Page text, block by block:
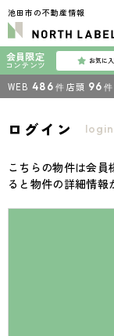
池田市の不動産情報
会員限定
コンテンツ お気に入
WEB 486 件 店頭 96 件
ログイン login
こちらの物件は会
ると物件の詳細情報